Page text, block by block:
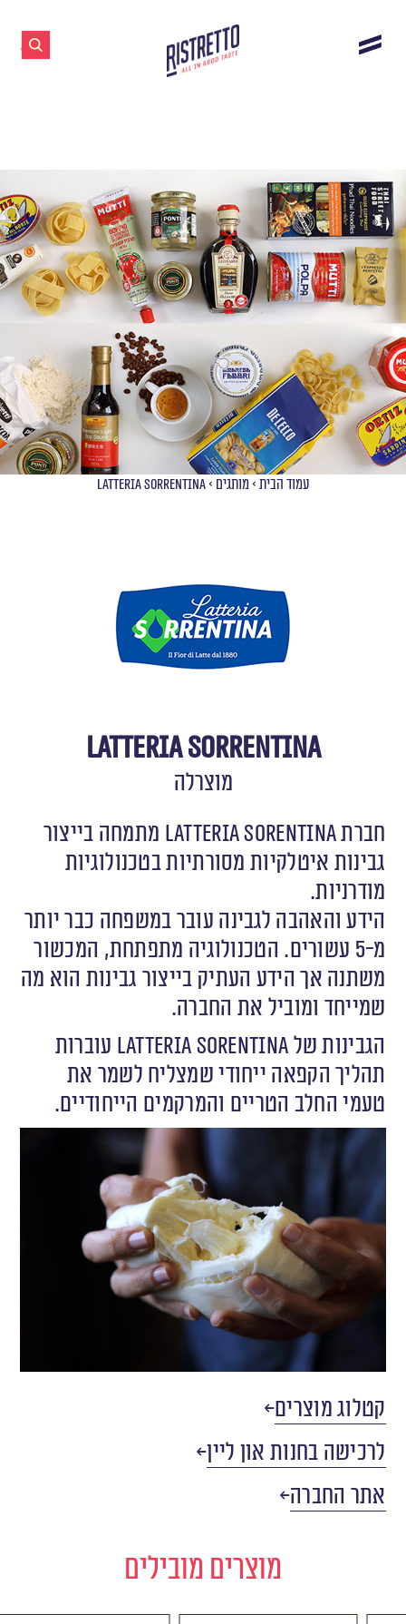
עמוד הבית >מותגים >
Latteria Sorrentina
Latteria Sorrentina
מוצרלה
חברת latteria Sorentina מתמחה בייצור
גבינות איטלקיות מסורתיות בטכנולוגיות
מודרניות.
הידע והאהבה לגבינה עובר במשפחה כבר יותר
מ-5 עשורים. הטכנולוגיה מתפתחת, המכשור
משתנה אך הידע העתיק בייצור גבינות הוא מה
שמייחד ומוביל את החברה.
הגבינות של latteria Sorentina עוברות
תהליך הקפאה ייחודי שמצליח לשמר את
טעמי החלב הטריים והמרקמים הייחודיים.
קטלוג מוצרים
לרכישה בחנות און ליין
אתר החברה
מוצרים מובילים